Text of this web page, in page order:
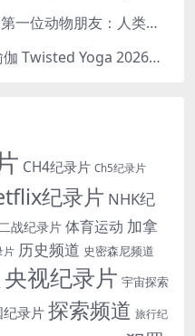
Boreales纪录片《人类的第一位动物朋友：人类和狗的神奇故事 Man’s First Friend 2018》英语中英双字 1080P/MP4/1.8G 狗的神奇故事
AppleTV纪录片《变调瑜伽 Twisted Yoga 2026》全3集 英语中英双字 无水印纯净版 1080P/MKV/10G 瑜伽大师背后的真相
CH4纪录片 Ch5纪录片
纪录片 NHK纪
二战纪录片 体育运动 加拿
片 历史频道 史密森尼频道
央视纪录片 宇宙探索
纪录片 探索频道 旅行纪